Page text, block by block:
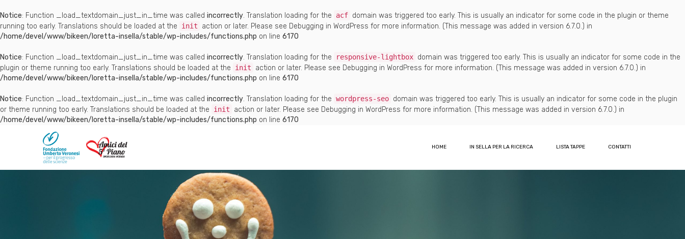
Notice: Function _load_textdomain_just_in_time was called incorrectly. Translation loading for the acf domain was triggered too early. This is usually an indicator for some code in the plugin or theme
running too early. Translations should be loaded at the
init action or later. Please see Debugging in WordPress for more information. (This message was added in version 6.7.0.) in
/home/devel/www/bikeen/loretta-insella/stable/wp-includes/functions.php on line 6170
Notice: Function _load_textdomain_just_in_time was called incorrectly. Translation loading for the responsive-lightbox domain was triggered too early. This is usually an indicator for some code in the
plugin or theme running too early. Translations should be loaded at the
init action or later. Please see Debugging in WordPress for more information. (This message was added in version 6.7.0.) in
/home/devel/www/bikeen/loretta-insella/stable/wp-includes/functions.php on line 6170
Notice: Function _load_textdomain_just_in_time was called incorrectly. Translation loading for the wordpress-seo domain was triggered too early. This is usually an indicator for some code in the plugin
or theme running too early. Translations should be loaded at the
init action or later. Please see Debugging in WordPress for more information. (This message was added in version 6.7.0.) in
/home/devel/www/bikeen/loretta-insella/stable/wp-includes/functions.php on line 6170
HOME IN SELLA PER LA RICERCA LISTA TAPPE CONTATTI